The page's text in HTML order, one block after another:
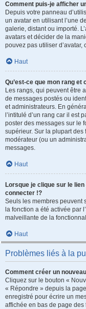
Comment puis-je afficher
Depuis votre panneau
un avatar en utilisant l’une
galerie, distant ou importé.
avatars et décider de la
pouvez pas utiliser
Haut
Qu’est-ce que mon rang et
Les rangs, qui peuvent être
de messages postés ou
et administrateurs. En
l’intitulé d’un rang car il est
poster des messages sur le
supérieur. Sur la plupart des
modérateur (ou un
messages.
Haut
Lorsque je clique sur le lien
connecter !?
Seuls les membres peuvent
la fonction a été activée par
malveillante de la
Haut
Problèmes liés à la
Comment créer un
Cliquez sur le bouton «
« Répondre » depuis la
enregistré pour écrire un
affichée en bas de page des